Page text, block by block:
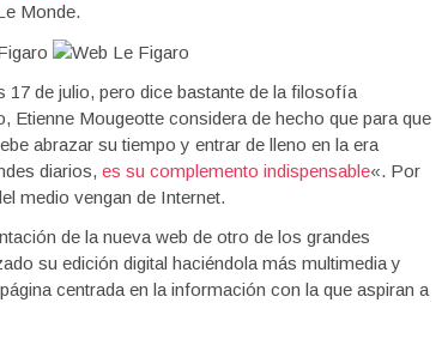
Monde.
17 de julio, pero dice bastante de la filosofía
Etienne Mougeotte considera de hecho que para que
abrazar su tiempo y entrar de lleno en la era
diarios, es su complemento indispensable«. Por
medio vengan de Internet.
de la nueva web de otro de los grandes
su edición digital haciéndola más multimedia y
centrada en la información con la que aspiran a